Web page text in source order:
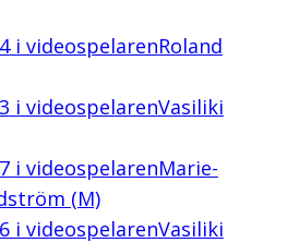
i videospelarenRoland
i videospelarenVasiliki
i videospelarenMarie-
(M)
i videospelarenVasiliki